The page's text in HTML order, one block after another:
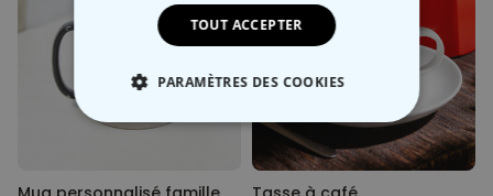
TOUT ACCEPTER
PARAMÈTRES DES COOKIES
STRICTEMENT NÉCESSAIRE
PERFORMANCE